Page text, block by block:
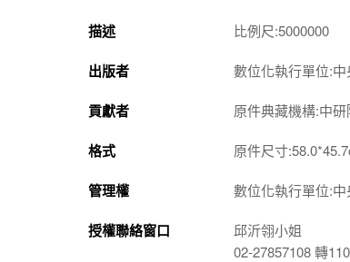
描述
比例尺:5000000
出版者 數位化執行單位:
貢獻者 原件典藏機構:中
格式 原件尺寸
管理權 數位化執行單位:
授權聯絡窗口
邱沂翎小姐
02-27857108 轉110